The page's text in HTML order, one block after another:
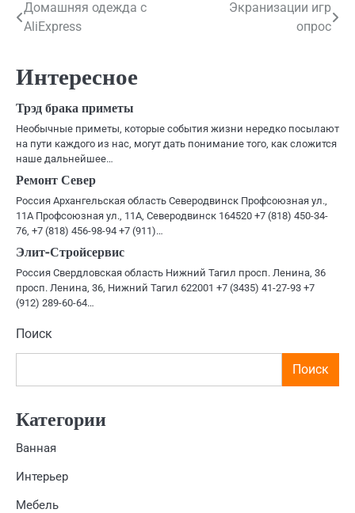
Навигация
записям
Домашняя одежда с
AliExpress
Экранизации игр
опрос
Интересное
Трэд брака приметы
Необычные приметы, которые события жизни нередко посылают
на пути каждого из нас, могут дать понимание того, как сложится
наше дальнейшее…
Ремонт Север
Россия Архангельская область Северодвинск Профсоюзная ул.,
11А Профсоюзная ул., 11А, Северодвинск 164520 +7 (818) 450-34-
76, +7 (818) 456-98-94 +7 (911)…
Элит-Стройсервис
Россия Свердловская область Нижний Тагил просп. Ленина, 36
просп. Ленина, 36, Нижний Тагил 622001 +7 (3435) 41-27-93 +7
(912) 289-60-64…
Поиск
Поиск
Категории
Ванная
Интерьер
Мебель